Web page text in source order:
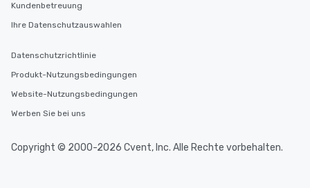
Kundenbetreuung
Ihre Datenschutzauswahlen
Datenschutzrichtlinie
Produkt-Nutzungsbedingungen
Website-Nutzungsbedingungen
Werben Sie bei uns
Copyright © 2000-2026 Cvent, Inc. Alle Rechte vorbehalten.